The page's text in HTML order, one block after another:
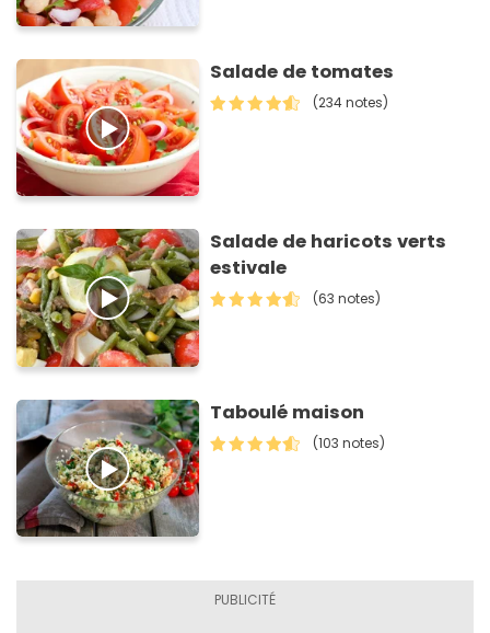
Salade de tomates
(234 notes)
Salade de haricots verts
estivale
(63 notes)
Taboulé maison
(103 notes)